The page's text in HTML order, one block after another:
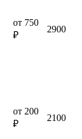
от 750
₽
2900
от 200
₽
2100